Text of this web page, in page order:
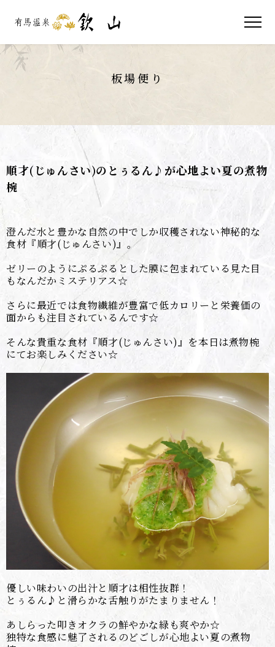
板場便り
順才(じゅんさい)のとぅるん♪が心地よい夏の煮物
椀
澄んだ水と豊かな自然の中でしか収穫されない神秘的な
食材『順才(じゅんさい)』。
ゼリーのようにぷるぷるとした膜に包まれている見た目
もなんだかミステリアス☆
さらに最近では食物繊維が豊富で低カロリーと栄養価の
面からも注目されているんです☆
そんな貴重な食材『順才(じゅんさい)』を本日は煮物椀
にてお楽しみください☆
優しい味わいの出汁と順才は相性抜群！
とぅるん♪と滑らかな舌触りがたまりません！
あしらった叩きオクラの鮮やかな緑も爽やか☆
独特な食感に魅了されるのどごしが心地よい夏の煮物